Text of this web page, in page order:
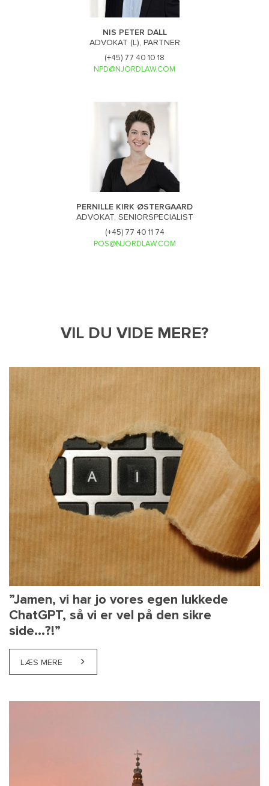
NIS PETER DALL
ADVOKAT (L), PARTNER
(+45) 77 40 10 18
NPD@NJORDLAW.COM
PERNILLE KIRK ØSTERGAARD
ADVOKAT, SENIORSPECIALIST
(+45) 77 40 11 74
POS@NJORDLAW.COM
VIL DU VIDE MERE?
”Jamen, vi har jo vores egen lukkede
ChatGPT, så vi er vel på den sikre
side...?!”
LÆS MERE ABOUT ”JAMEN, VI HAR JO VORES EGEN LUKKEDE